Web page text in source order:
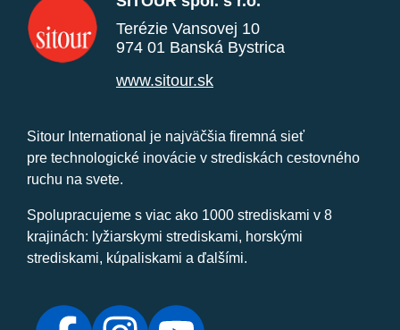
Terézie Vansovej 10
974 01 Banská Bystrica
www.sitour.sk
Sitour International je najväčšia firemná sieť
pre technologické inovácie v strediskách cestovného
ruchu na svete.
Spolupracujeme s viac ako 1000 strediskami v 8
krajinách: lyžiarskymi strediskami, horskými
strediskami, kúpaliskami a ďalšími.